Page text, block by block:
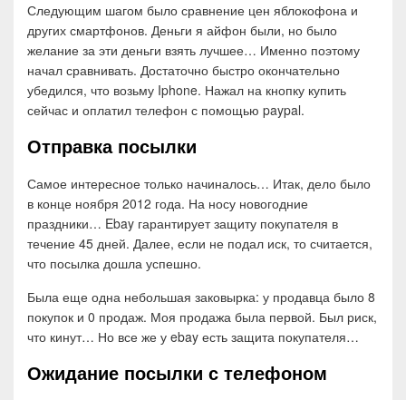
Следующим шагом было сравнение цен яблокофона и
других смартфонов. Деньги я айфон были, но было
желание за эти деньги взять лучшее… Именно поэтому
начал сравнивать. Достаточно быстро окончательно
убедился, что возьму Iphone. Нажал на кнопку купить
сейчас и оплатил телефон с помощью paypal.
Отправка посылки
Самое интересное только начиналось… Итак, дело было
в конце ноября 2012 года. На носу новогодние
праздники… Ebay гарантирует защиту покупателя в
течение 45 дней. Далее, если не подал иск, то считается,
что посылка дошла успешно.
Была еще одна небольшая заковырка: у продавца было 8
покупок и 0 продаж. Моя продажа была первой. Был риск,
что кинут… Но все же у ebay есть защита покупателя…
Ожидание посылки с телефоном